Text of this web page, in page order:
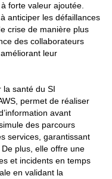
forte valeur ajoutée.
anticiper les défaillances
crise de manière plus
des collaborateurs
leur
la santé du SI
permet de réaliser
avant
des parcours
services, garantissant
plus, elle offre une
et incidents en temps
en validant la